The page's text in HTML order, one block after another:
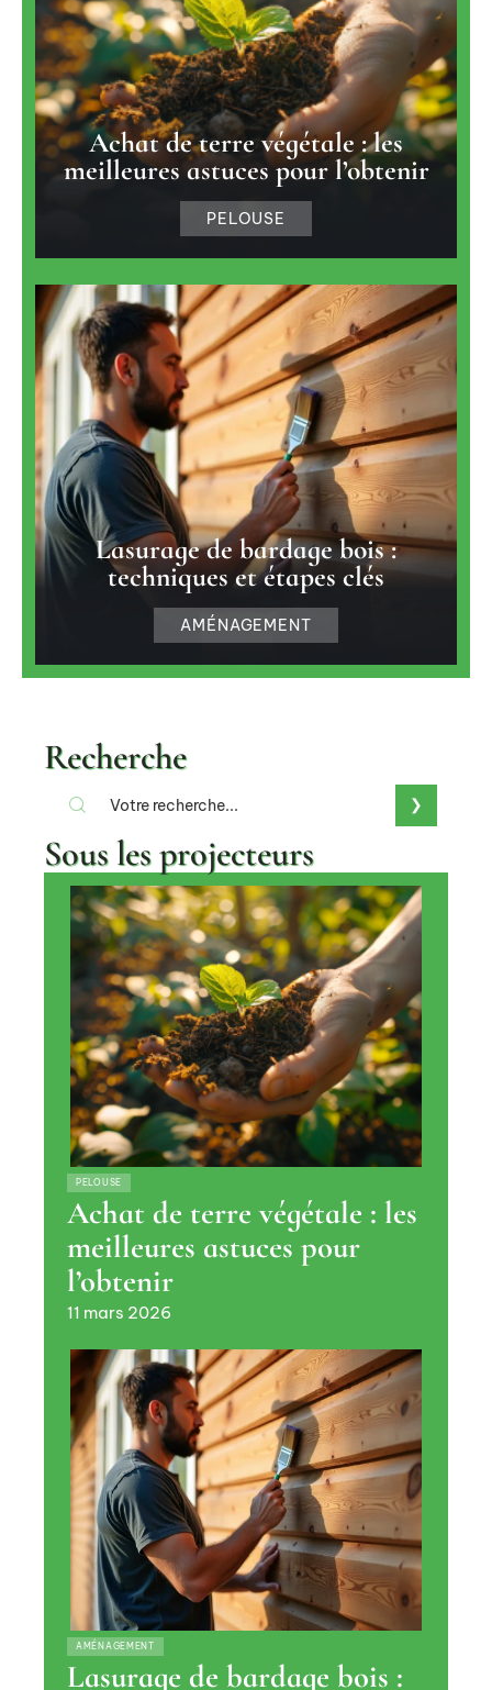
Achat de terre végétale : les
meilleures astuces pour l’obtenir
PELOUSE
Lasurage de bardage bois :
techniques et étapes clés
AMÉNAGEMENT
Recherche
Sous les projecteurs
PELOUSE
Achat de terre végétale : les
meilleures astuces pour
l’obtenir
11 mars 2026
AMÉNAGEMENT
Lasurage de bardage bois :